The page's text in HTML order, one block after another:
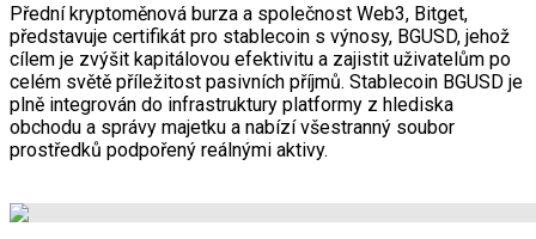
Přední kryptoměnová burza a společnost Web3, Bitget,
představuje certifikát pro stablecoin s výnosy, BGUSD, jehož
cílem je zvýšit kapitálovou efektivitu a zajistit uživatelům po
celém světě příležitost pasivních příjmů. Stablecoin BGUSD je
plně integrován do infrastruktury platformy z hlediska
obchodu a správy majetku a nabízí všestranný soubor
prostředků podpořený reálnými aktivy.